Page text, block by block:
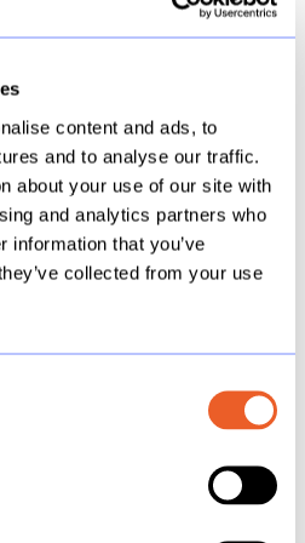
content and ads, to
and to analyse our traffic.
about your use of our site with
and analytics partners who
information that you’ve
collected from your use
door te zorgen
overeenkomende
bronnen. Het
veld met een hogere
de primaire bron kan
en verwissel de
De bron met een
granulariteit zou de